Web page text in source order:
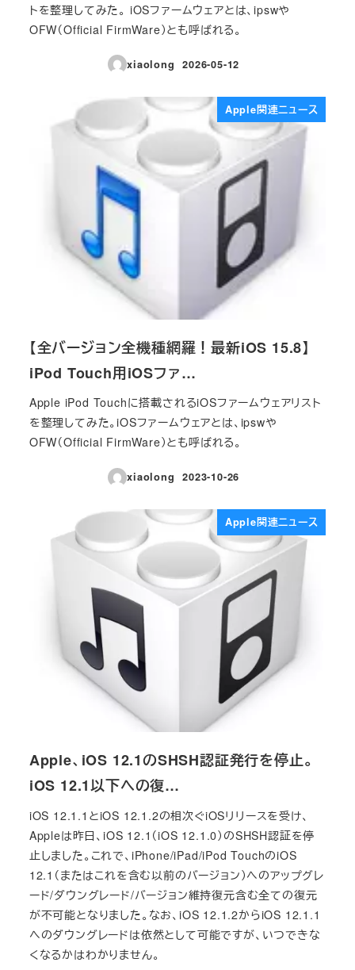
トを整理してみた。 iOSファームウェアとは、ipswや
OFW（Official FirmWare）とも呼ばれる。
xiaolong
投稿日
2026-05-12
Apple関連ニュース
【全バージョン全機種網羅！最新iOS 15.8】
iPod Touch用iOSファ…
Apple iPod Touchに搭載されるiOSファームウェアリスト
を整理してみた。iOSファームウェアとは、ipswや
OFW（Official FirmWare）とも呼ばれる。
xiaolong
投稿日
2023-10-26
Apple関連ニュース
Apple、iOS 12.1のSHSH認証発行を停止。
iOS 12.1以下への復…
iOS 12.1.1とiOS 12.1.2の相次ぐiOSリリースを受け、
Appleは昨日、iOS 12.1（iOS 12.1.0）のSHSH認証を停
止しました。これで、iPhone/iPad/iPod TouchのiOS
12.1（またはこれを含む以前のバージョン）へのアップグレ
ード/ダウングレード/バージョン維持復元含む全ての復元
が不可能となりました。なお、iOS 12.1.2からiOS 12.1.1
へのダウングレードは依然として可能ですが、いつできな
くなるかはわかりません。